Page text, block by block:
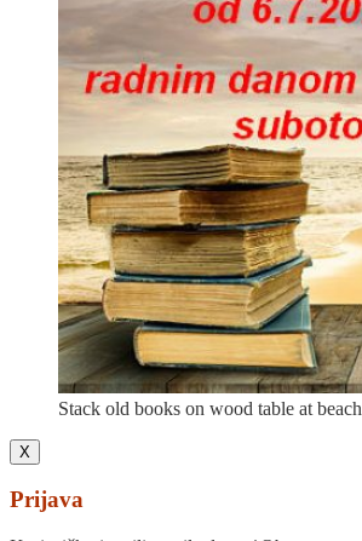
Stack old books on wood table at beach
X
Prijava